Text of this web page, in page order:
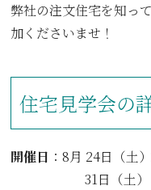
弊社の注文住宅を知っ
加くださいませ！
住宅見学会の
開催日 ：8月 24日（土
31日（土）